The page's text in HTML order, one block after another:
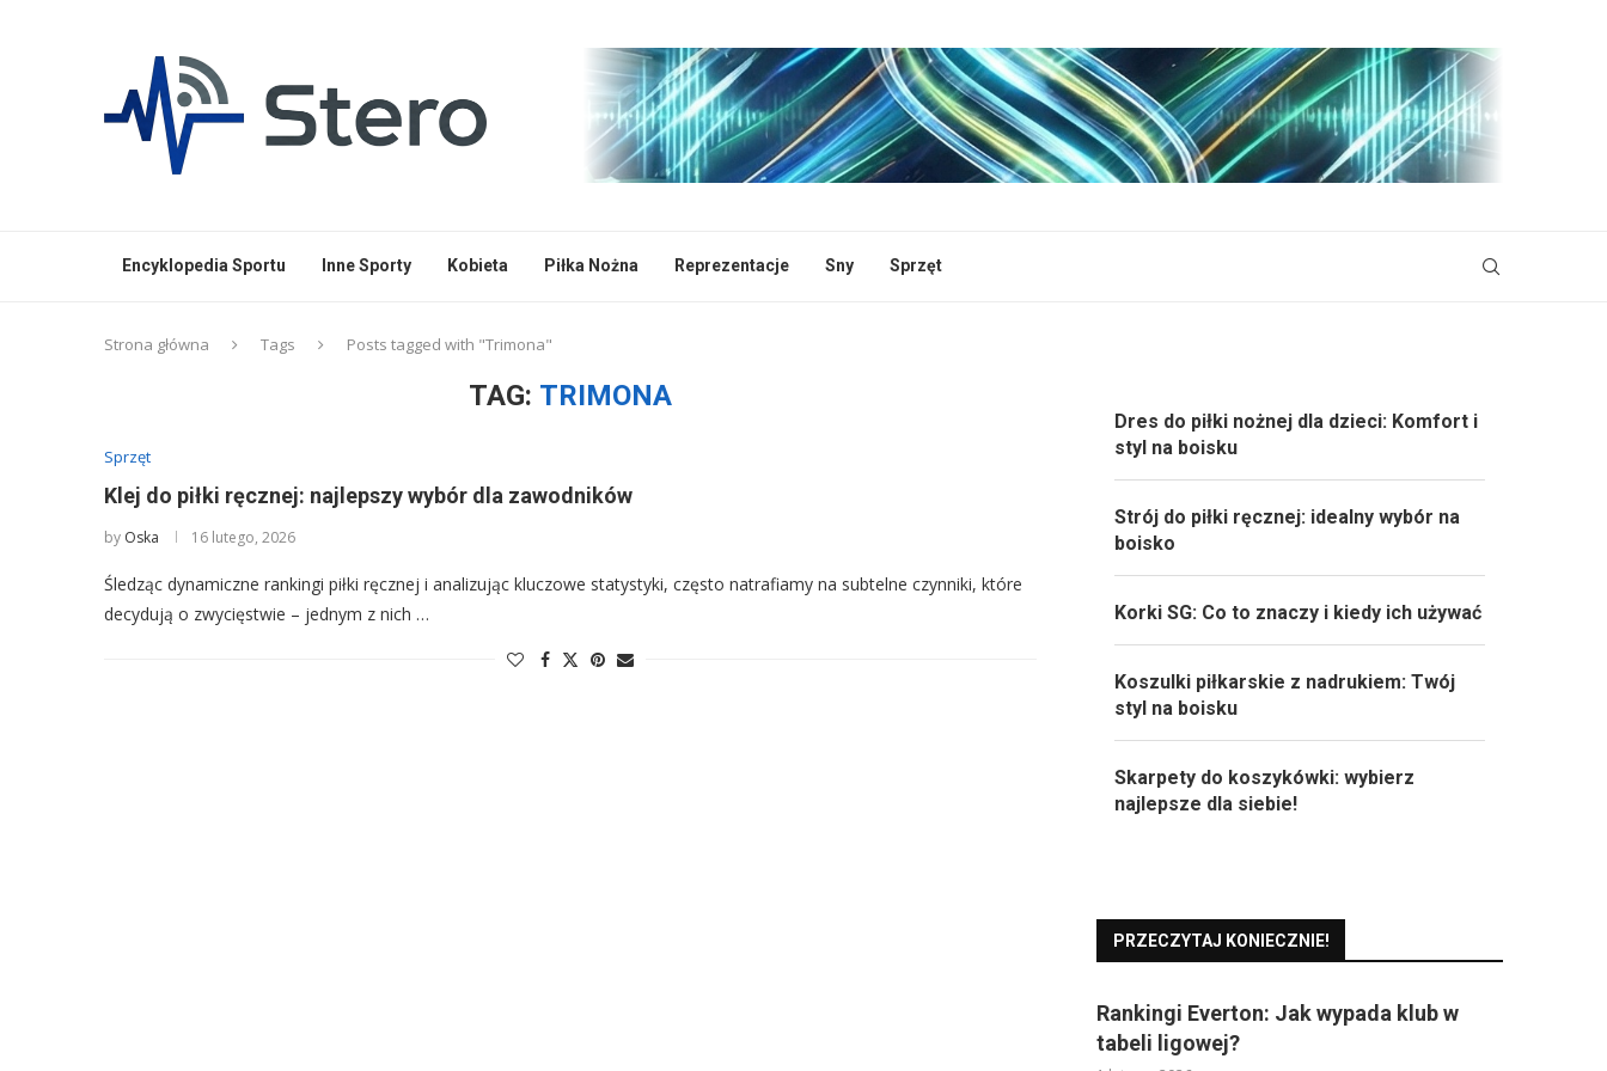
Encyklopedia Sportu Inne Sporty Kobieta Piłka Nożna Reprezentacje Sny Sprzęt
Strona główna Tags Posts tagged with "Trimona"
TAG: TRIMONA
Sprzęt
Klej do piłki ręcznej: najlepszy wybór dla zawodników
by Oska 16 lutego, 2026
Śledząc dynamiczne rankingi piłki ręcznej i analizując kluczowe statystyki, często natrafiamy na subtelne czynniki, które
decydują o zwycięstwie – jednym z nich …
Dres do piłki nożnej dla dzieci: Komfort i
styl na boisku
Strój do piłki ręcznej: idealny wybór na
boisko
Korki SG: Co to znaczy i kiedy ich używać
Koszulki piłkarskie z nadrukiem: Twój
styl na boisku
Skarpety do koszykówki: wybierz
najlepsze dla siebie!
PRZECZYTAJ KONIECZNIE!
Rankingi Everton: Jak wypada klub w
tabeli ligowej?